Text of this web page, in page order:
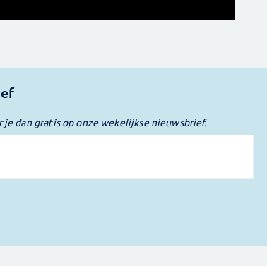
dan gratis op onze wekelijkse nieuwsbrief.